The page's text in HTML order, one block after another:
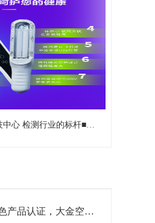
心 检测行业的标杆■
为中国质量认证中心“绿色产品首批获证企业”